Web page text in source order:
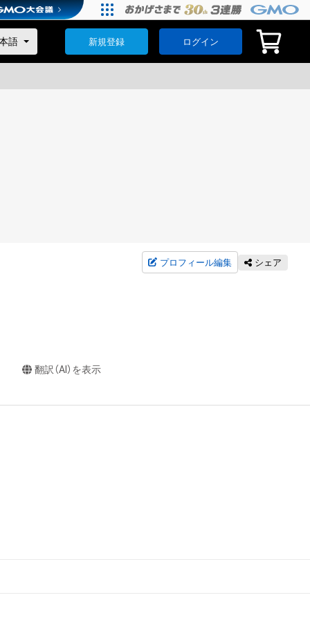
新規登録 ログイン
プロフィール編集 シェア
翻訳（AI）を表示